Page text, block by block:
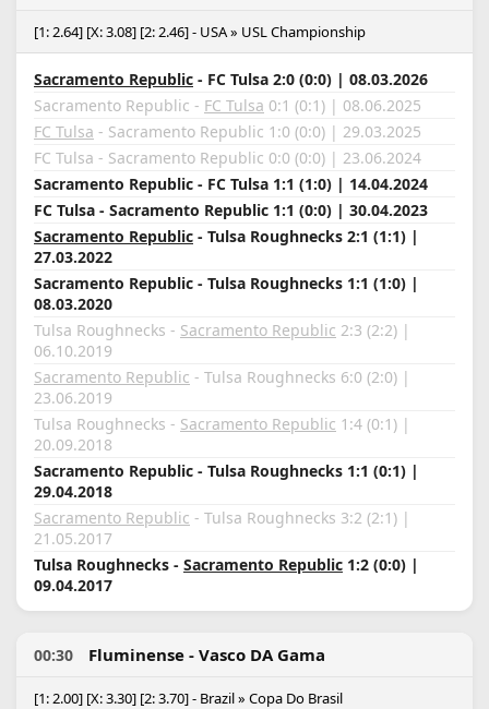
[1: 2.64] [X: 3.08] [2: 2.46] - USA » USL Championship
Sacramento Republic - FC Tulsa 2:0 (0:0) | 08.03.2026
Sacramento Republic - FC Tulsa 0:1 (0:1) | 08.06.2025
FC Tulsa - Sacramento Republic 1:0 (0:0) | 29.03.2025
FC Tulsa - Sacramento Republic 0:0 (0:0) | 23.06.2024
Sacramento Republic - FC Tulsa 1:1 (1:0) | 14.04.2024
FC Tulsa - Sacramento Republic 1:1 (0:0) | 30.04.2023
Sacramento Republic - Tulsa Roughnecks 2:1 (1:1) |
27.03.2022
Sacramento Republic - Tulsa Roughnecks 1:1 (1:0) |
08.03.2020
Tulsa Roughnecks - Sacramento Republic 2:3 (2:2) |
06.10.2019
Sacramento Republic - Tulsa Roughnecks 6:0 (2:0) |
23.06.2019
Tulsa Roughnecks - Sacramento Republic 1:4 (0:1) |
20.09.2018
Sacramento Republic - Tulsa Roughnecks 1:1 (0:1) |
29.04.2018
Sacramento Republic - Tulsa Roughnecks 3:2 (2:1) |
21.05.2017
Tulsa Roughnecks - Sacramento Republic 1:2 (0:0) |
09.04.2017
00:30 Fluminense - Vasco DA Gama
[1: 2.00] [X: 3.30] [2: 3.70] - Brazil » Copa Do Brasil